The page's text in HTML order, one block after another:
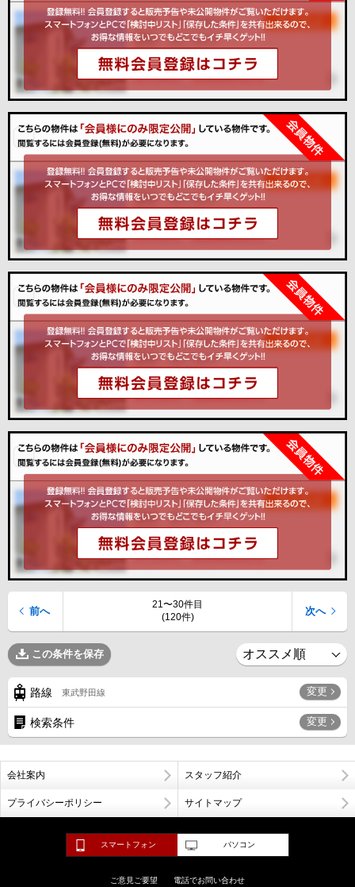
21〜30件目
(120件)
前へ 次へ
この条件を保存
路線 東武野田線 変更
検索条件 変更
会社案内 スタッフ紹介
プライバシーポリシー サイトマップ
スマートフォン パソコン
ご意見ご要望 電話でお問い合わせ